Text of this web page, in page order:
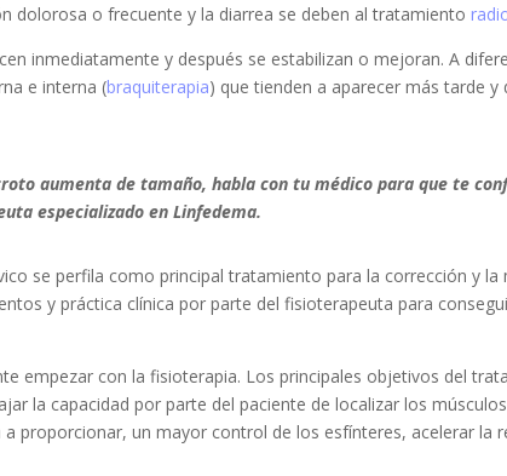
dolorosa o frecuente y la diarrea se deben al tratamiento
inmediatamente y después se estabilizan o mejoran. A
e interna (braquiterapia) que tienden a aparecer más tarde y
aumenta de tamaño, habla con tu médico para que te
especializado en Linfedema.
se perfila como principal tratamiento para la corrección y la
y práctica clínica por parte del fisioterapeuta para
empezar con la fisioterapia. Los principales objetivos del
la capacidad por parte del paciente de localizar los
proporcionar, un mayor control de los esfínteres, acelerar la